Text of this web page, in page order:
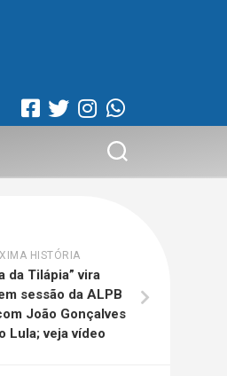
HISTÓRIA
da Tilápia” vira
sessão da ALPB
João Gonçalves
Lula; veja vídeo